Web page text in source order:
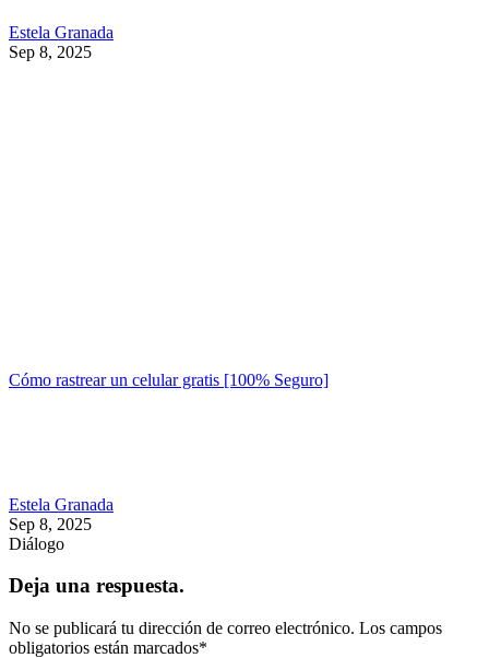
Estela Granada
Sep 8, 2025
Cómo rastrear un celular gratis [100% Seguro]
Estela Granada
Sep 8, 2025
Diálogo
Deja una respuesta.
No se publicará tu dirección de correo electrónico. Los campos
obligatorios están marcados*